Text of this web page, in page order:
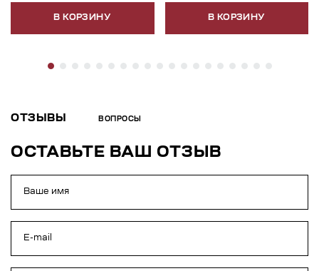
В КОРЗИНУ В КОРЗИНУ
ОТЗЫВЫ ВОПРОСЫ
ОСТАВЬТЕ ВАШ ОТЗЫВ